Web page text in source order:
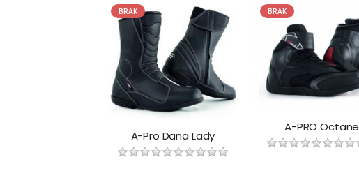
BRAK
A-Pro Dana Lady
BRAK
A-PRO Octane